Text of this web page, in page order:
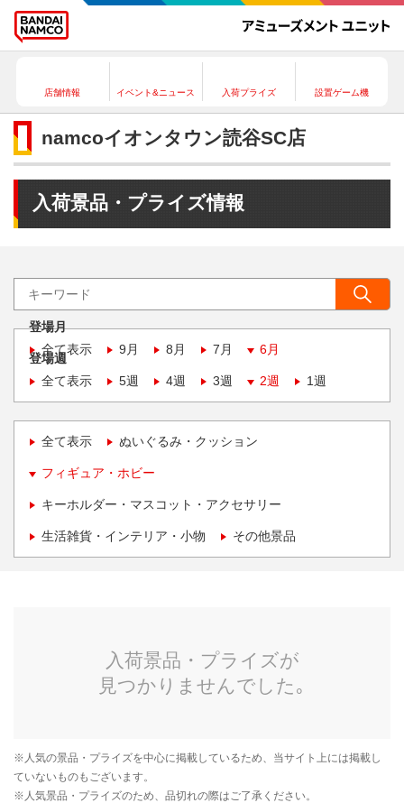
店舗情報 イベント&ニュース 入荷プライズ 設置ゲーム機
namcoイオンタウン読谷SC店
入荷景品・プライズ情報
登場月
全て表示
9月 8月 7月 6月
登場週
全て表示
5週 4週 3週 2週 1週
全て表示 ぬいぐるみ・クッション
フィギュア・ホビー
キーホルダー・マスコット・アクセサリー
生活雑貨・インテリア・小物 その他景品